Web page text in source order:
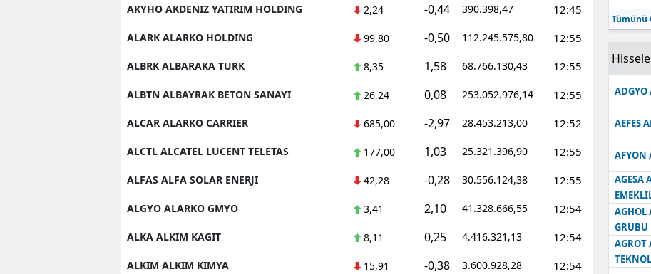
AKYHO AKDENIZ YATIRIM HOLDING 2,24 -0,44 390.398,47 12:45
ALARK ALARKO HOLDING 99,80 -0,50 112.245.575,80 12:55
ALBRK ALBARAKA TURK 8,35 1,58 68.766.130,43 12:55
ALBTN ALBAYRAK BETON SANAYI 26,24 0,08 253.052.976,14 12:55
ALCAR ALARKO CARRIER 685,00 -2,97 28.453.213,00 12:52
ALCTL ALCATEL LUCENT TELETAS 177,00 1,03 25.321.396,90 12:55
ALFAS ALFA SOLAR ENERJI 42,28 -0,28 30.556.124,38 12:55
ALGYO ALARKO GMYO 3,41 2,10 41.328.666,55 12:54
ALKA ALKIM KAGIT 8,11 0,25 4.416.321,13 12:54
ALKIM ALKIM KIMYA 15,91 -0,38 3.600.928,28 12:54
Tümünü
ADGYO
AEFES
AFYON
AGESA
AGHOL
AGROT